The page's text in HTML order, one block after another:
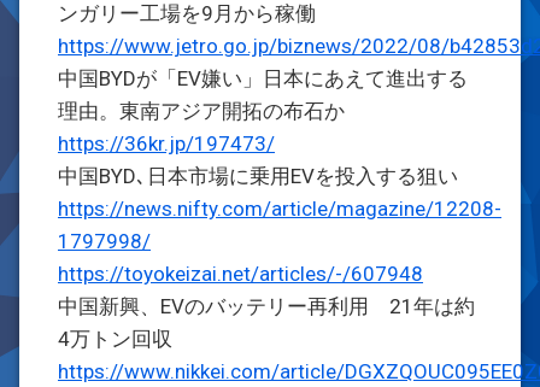
ンガリー工場を9月から稼働
https://www.jetro.go.jp/biznews/2022/08/
中国BYDが「EV嫌い」日本にあえて進出する
理由。東南アジア開拓の布石か
https://36kr.jp/197473/
中国BYD､日本市場に乗用EVを投入する狙い
https://news.nifty.com/article/magazine/12208-
1797998/
https://toyokeizai.net/articles/-/607948
中国新興、EVのバッテリー再利用 21年は約
4万トン回収
https://www.nikkei.com/article/